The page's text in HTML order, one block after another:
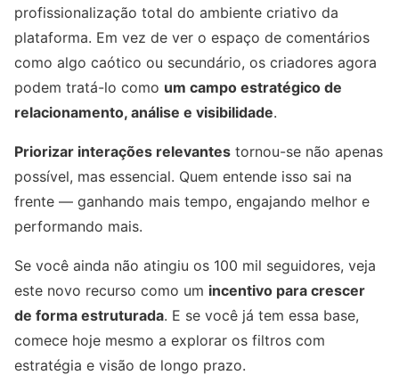
profissionalização total do ambiente criativo da
plataforma. Em vez de ver o espaço de comentários
como algo caótico ou secundário, os criadores agora
podem tratá-lo como um campo estratégico de
relacionamento, análise e visibilidade.
Priorizar interações relevantes tornou-se não apenas
possível, mas essencial. Quem entende isso sai na
frente — ganhando mais tempo, engajando melhor e
performando mais.
Se você ainda não atingiu os 100 mil seguidores, veja
este novo recurso como um incentivo para crescer
de forma estruturada. E se você já tem essa base,
comece hoje mesmo a explorar os filtros com
estratégia e visão de longo prazo.